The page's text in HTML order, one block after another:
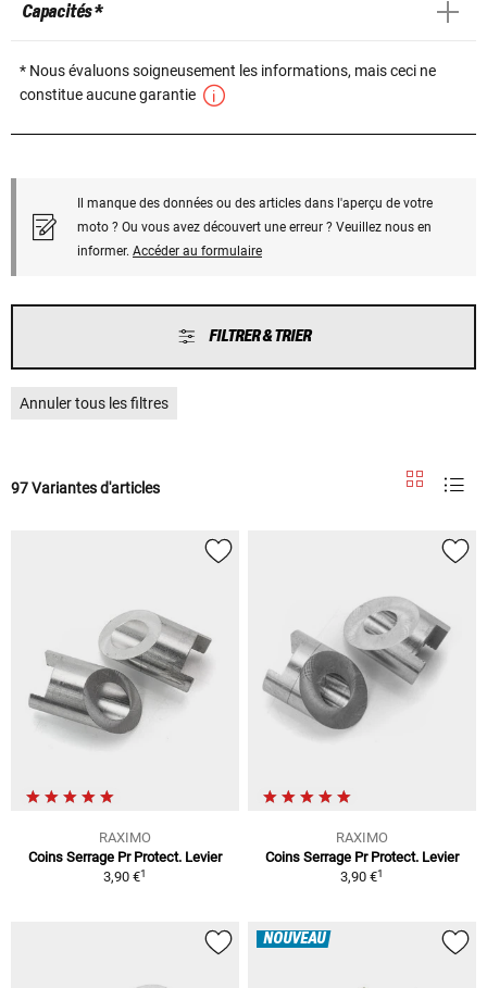
Capacités *
* Nous évaluons soigneusement les informations, mais ceci ne
constitue aucune garantie
Il manque des données ou des articles dans l'aperçu de votre
moto ? Ou vous avez découvert une erreur ? Veuillez nous en
informer. Accéder au formulaire
FILTRER & TRIER
Annuler tous les filtres
97 Variantes d'articles
RAXIMO
Coins Serrage Pr Protect. Levier
3,90 €1
RAXIMO
Coins Serrage Pr Protect. Levier
3,90 €1
NOUVEAU